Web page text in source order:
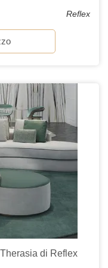
Reflex
di Reflex